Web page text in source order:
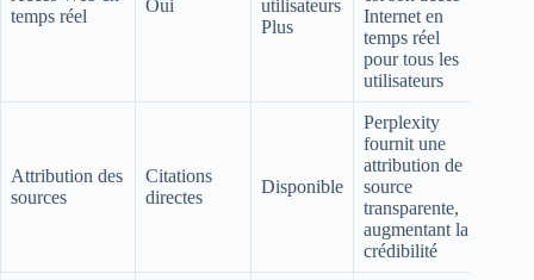
temps réel
Oui
utilisateurs
Plus
Internet en
temps réel
pour tous les
utilisateurs
Attribution des
sources
Citations
directes
Disponible
Perplexity
fournit une
attribution de
source
transparente,
augmentant la
crédibilité